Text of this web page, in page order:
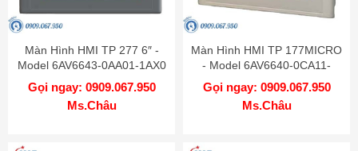
Màn Hình HMI TP 277 6″ -
Model 6AV6643-0AA01-1AX0
Gọi ngay: 0909.067.950
Ms.Châu
Màn Hình HMI TP 177MICRO
- Model 6AV6640-0CA11-
0AX1
Gọi ngay: 0909.067.950
Ms.Châu